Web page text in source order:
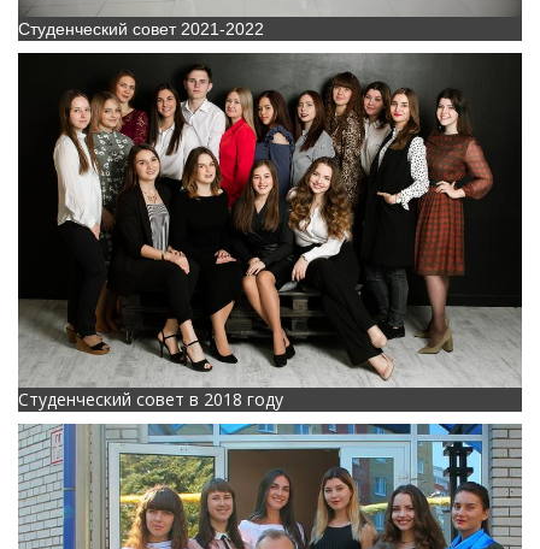
Студенческий совет 2021-2022
Студенческий совет в 2018 году